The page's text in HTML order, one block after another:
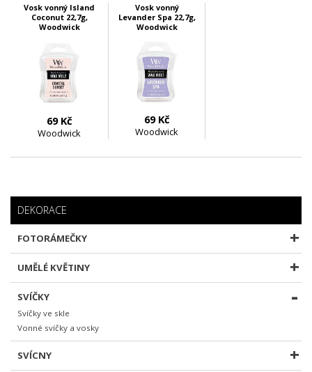
Vosk vonný Island
Coconut 22,7g,
Woodwick
Vosk vonný
Levander Spa 22,7g,
Woodwick
69 Kč
Woodwick
69 Kč
Woodwick
DEKORACE
FOTORÁMEČKY
UMĚLÉ KVĚTINY
SVÍČKY
Svíčky ve skle
Vonné svíčky a vosky
SVÍCNY